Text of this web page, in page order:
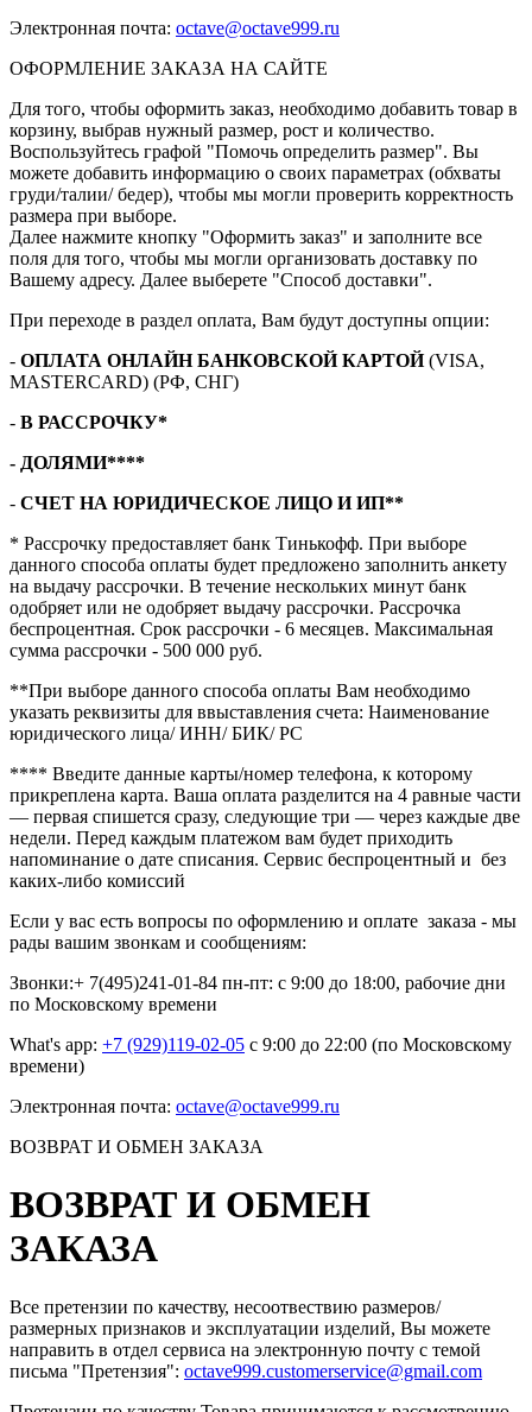
Электронная почта: octave@octave999.ru
ОФОРМЛЕНИЕ ЗАКАЗА НА САЙТЕ
Для того, чтобы оформить заказ, необходимо добавить товар в
корзину, выбрав нужный размер, рост и количество.
Воспользуйтесь графой "Помочь определить размер". Вы
можете добавить информацию о своих параметрах (обхваты
груди/талии/ бедер), чтобы мы могли проверить корректность
размера при выборе.
Далее нажмите кнопку "Оформить заказ" и заполните все
поля для того, чтобы мы могли организовать доставку по
Вашему адресу. Далее выберете "Способ доставки".
При переходе в раздел оплата, Вам будут доступны опции:
- ОПЛАТА ОНЛАЙН БАНКОВСКОЙ КАРТОЙ(VISA,
MASTERCARD) (РФ, СНГ)
- В РАССРОЧКУ*
- ДОЛЯМИ****
- СЧЕТ НА ЮРИДИЧЕСКОЕ ЛИЦО И ИП**
* Рассрочку предоставляет банк Тинькофф. При выборе
данного способа оплаты будет предложено заполнить анкету
на выдачу рассрочки. В течение нескольких минут банк
одобряет или не одобряет выдачу рассрочки. Рассрочка
беспроцентная. Срок рассрочки - 6 месяцев. Максимальная
сумма рассрочки - 500 000 руб.
**При выборе данного способа оплаты Вам необходимо
указать реквизиты для ввыставления счета: Наименование
юридического лица/ ИНН/ БИК/ РС
**** Введите данные карты/номер телефона, к которому
прикреплена карта. Ваша оплата разделится на 4 равные части
— первая спишется сразу, следующие три — через каждые две
недели. Перед каждым платежом вам будет приходить
напоминание о дате списания. Сервис беспроцентный и без
каких-либо комиссий
Если у вас есть вопросы по оформлению и оплате заказа - мы
рады вашим звонкам и сообщениям:
Звонки:+ 7(495)241-01-84 пн-пт: с 9:00 до 18:00, рабочие дни
по Московскому времени
What's app: +7 (929)119-02-05 с 9:00 до 22:00 (по Московскому
времени)
Электронная почта: octave@octave999.ru
ВОЗВРАТ И ОБМЕН ЗАКАЗА
ВОЗВРАТ И ОБМЕН
ЗАКАЗА
Все претензии по качеству, несоотвествию размеров/
размерных признаков и эксплуатации изделий, Вы можете
направить в отдел сервиса на электронную почту c темой
письма "Претензия": octave999.customerservice@gmail.com